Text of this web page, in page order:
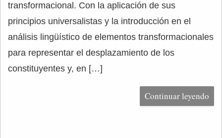
transformacional. Con la aplicación de sus
principios universalistas y la introducción en el
análisis lingüístico de elementos transformacionales
para representar el desplazamiento de los
constituyentes y, en […]
Continuar leyendo